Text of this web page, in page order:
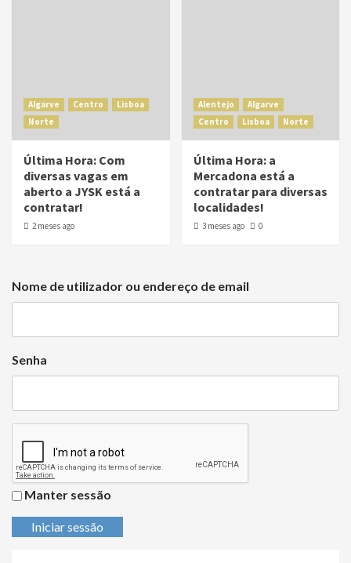
Algarve Centro
Lisboa
Norte
Última Hora: Com
diversas vagas em
aberto a JYSK está a
contratar!
2 meses ago
Alentejo
Algarve
Centro
Lisboa Norte
Última Hora: a
Mercadona está a
contratar para diversas
localidades!
3 meses ago 0
Nome de utilizador ou endereço de email
Senha
Manter sessão
Iniciar sessão